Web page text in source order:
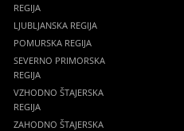
REGIJA
LJUBLJANSKA REGIJA
POMURSKA REGIJA
SEVERNO PRIMORSKA
REGIJA
VZHODNO ŠTAJERSKA
REGIJA
ZAHODNO ŠTAJERSKA